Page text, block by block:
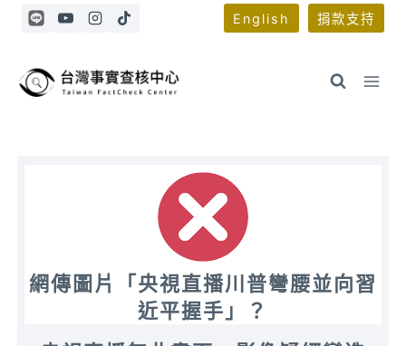
Skip
English 捐款支持
網傳圖片「央視直播川普彎腰並向習
近平握手」？